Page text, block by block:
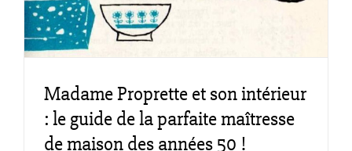
Madame Proprette et son intérieur
: le guide de la parfaite maîtresse
de maison des années 50 !